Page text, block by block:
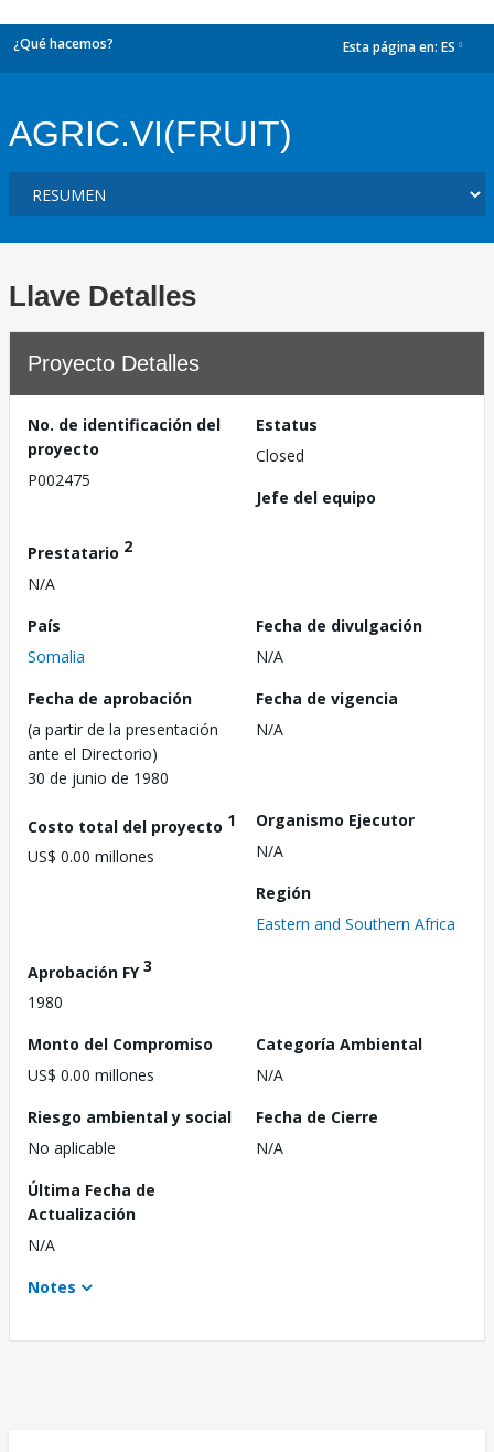
¿Qué hacemos? Esta página en: ES
AGRIC.VI(FRUIT)
Llave Detalles
Proyecto Detalles
No. de identificación del
proyecto
P002475
Estatus
Closed
Jefe del equipo
Prestatario 2
N/A
País
Somalia
Fecha de divulgación
N/A
Fecha de aprobación
(a partir de la presentación
ante el Directorio)
30 de junio de 1980
Fecha de vigencia
N/A
Costo total del proyecto 1
US$ 0.00 millones
Organismo Ejecutor
N/A
Región
Eastern and Southern Africa
Aprobación FY3
1980
Monto del Compromiso
US$ 0.00 millones
Categoría Ambiental
N/A
Riesgo ambiental y social
No aplicable
Fecha de Cierre
N/A
Última Fecha de
Actualización
N/A
Notes